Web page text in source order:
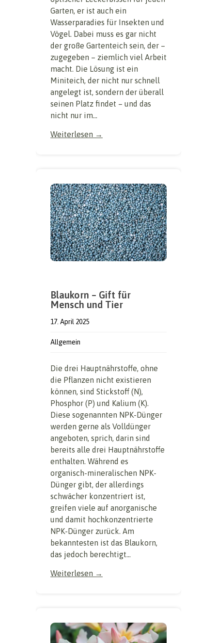
Garten, er ist auch ein
Wasserparadies für Insekten und
Vögel. Dabei muss es gar nicht
der große Gartenteich sein, der –
zugegeben – ziemlich viel Arbeit
macht. Die Lösung ist ein
Miniteich, der nicht nur schnell
angelegt ist, sondern der überall
seinen Platz findet – und das
nicht nur im...
Weiterlesen →
Blaukorn – Gift für
Mensch und Tier
17. April 2025
Allgemein
Die drei Hauptnährstoffe, ohne
die Pflanzen nicht existieren
können, sind Stickstoff (N),
Phosphor (P) und Kalium (K).
Diese sogenannten NPK-Dünger
werden gerne als Volldünger
angeboten, sprich, darin sind
bereits alle drei Hauptnährstoffe
enthalten. Während es
organisch-mineralischen NPK-
Dünger gibt, der allerdings
schwächer konzentriert ist,
greifen viele auf anorganische
und damit hochkonzentrierte
NPK-Dünger zurück. Am
bekanntesten ist das Blaukorn,
das jedoch berechtigt...
Weiterlesen →